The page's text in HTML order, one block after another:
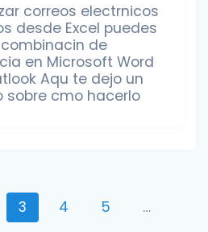
correos electrnicos
desde Excel puedes
de
en Microsoft Word
Aqu te dejo un
sobre cmo hacerlo
Page
3 Page
4 Page
5
…